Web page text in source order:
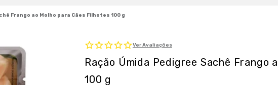
Frango ao Molho para Cães Filhotes 100 g
Ver Avaliações
Ração Úmida Pedigree Sachê Frango
100 g
6 º areia 7º royal canin